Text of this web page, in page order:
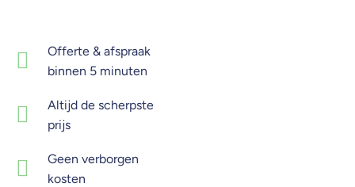
Offerte & afspraak
binnen 5 minuten
Altijd de scherpste
prijs
Geen verborgen
kosten